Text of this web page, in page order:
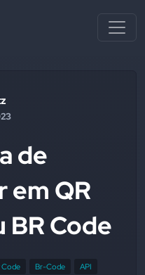
de
em QR
BR Code
Code Br-Code
API